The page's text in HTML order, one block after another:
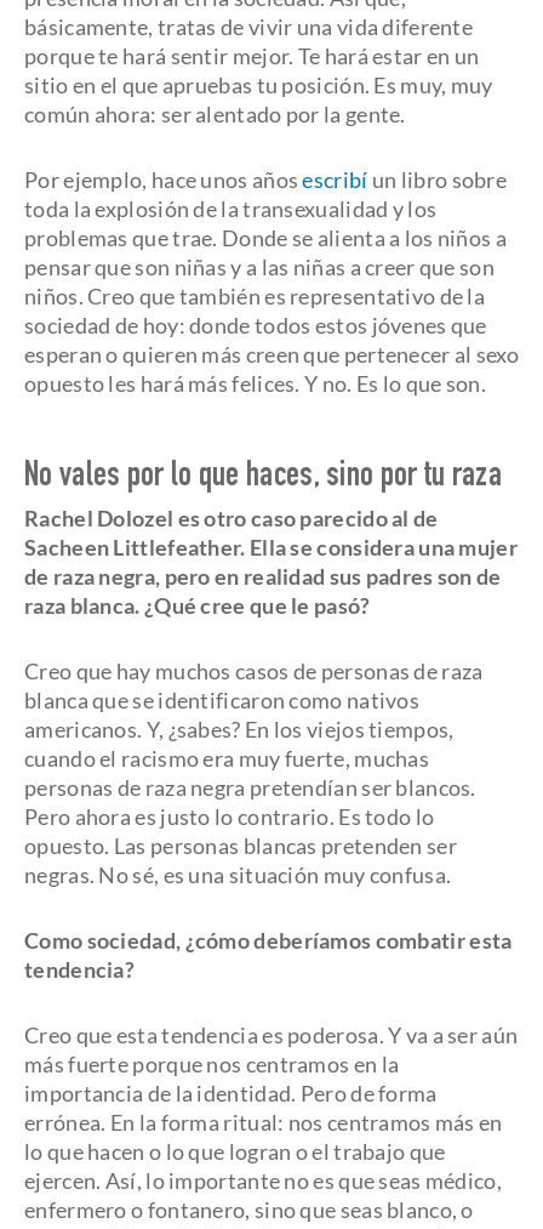
básicamente, tratas de vivir una vida diferente
porque te hará sentir mejor. Te hará estar en un
sitio en el que apruebas tu posición. Es muy, muy
común ahora: ser alentado por la gente.
Por ejemplo, hace unos añosescribí un libro sobre
toda la explosión de la transexualidad y los
problemas que trae. Donde se alienta a los niños a
pensar que son niñas y a las niñas a creer que son
niños. Creo que también es representativo de la
sociedad de hoy: donde todos estos jóvenes que
esperan o quieren más creen que pertenecer al sexo
opuesto les hará más felices. Y no. Es lo que son.
No vales por lo que haces, sino por tu raza
Rachel Dolozel es otro caso parecido al de
Sacheen Littlefeather. Ella se considera una mujer
de raza negra, pero en realidad sus padres son de
raza blanca. ¿Qué cree que le pasó?
Creo que hay muchos casos de personas de raza
blanca que se identificaron como nativos
americanos. Y, ¿sabes? En los viejos tiempos,
cuando el racismo era muy fuerte, muchas
personas de raza negra pretendían ser blancos.
Pero ahora es justo lo contrario. Es todo lo
opuesto. Las personas blancas pretenden ser
negras. No sé, es una situación muy confusa.
Como sociedad, ¿cómo deberíamos combatir esta
tendencia?
Creo que esta tendencia es poderosa. Y va a ser aún
más fuerte porque nos centramos en la
importancia de la identidad. Pero de forma
errónea. En la forma ritual: nos centramos más en
lo que hacen o lo que logran o el trabajo que
ejercen. Así, lo importante no es que seas médico,
enfermero o fontanero, sino que seas blanco, o